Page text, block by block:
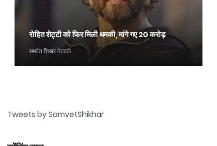
रोहित शेट्टी को फिर मिली धमकी, मांगे गए 20 करोड़
समवेत शिखर नेटवर्क
Tweets by SamvetShikhar